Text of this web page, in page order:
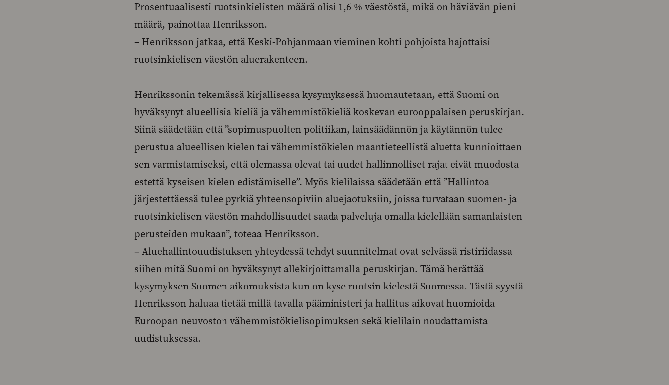
Prosentuaalisesti ruotsinkielisten määrä olisi 1,6 % väestöstä, mikä on häviävän pieni
määrä, painottaa Henriksson.
– Henriksson jatkaa, että Keski-Pohjanmaan vieminen kohti pohjoista hajottaisi
ruotsinkielisen väestön aluerakenteen.
Henrikssonin tekemässä kirjallisessa kysymyksessä huomautetaan, että Suomi on
hyväksynyt alueellisia kieliä ja vähemmistökieliä koskevan eurooppalaisen peruskirjan.
Siinä säädetään että ”sopimuspuolten politiikan, lainsäädännön ja käytännön tulee
perustua alueellisen kielen tai vähemmistökielen maantieteellistä aluetta kunnioittaen
sen varmistamiseksi, että olemassa olevat tai uudet hallinnolliset rajat eivät muodosta
estettä kyseisen kielen edistämiselle”. Myös kielilaissa säädetään että ”Hallintoa
järjestettäessä tulee pyrkiä yhteensopiviin aluejaotuksiin, joissa turvataan suomen- ja
ruotsinkielisen väestön mahdollisuudet saada palveluja omalla kielellään samanlaisten
perusteiden mukaan”, toteaa Henriksson.
– Aluehallintouudistuksen yhteydessä tehdyt suunnitelmat ovat selvässä ristiriidassa
siihen mitä Suomi on hyväksynyt allekirjoittamalla peruskirjan. Tämä herättää
kysymyksen Suomen aikomuksista kun on kyse ruotsin kielestä Suomessa. Tästä syystä
Henriksson haluaa tietää millä tavalla pääministeri ja hallitus aikovat huomioida
Euroopan neuvoston vähemmistökielisopimuksen sekä kielilain noudattamista
uudistuksessa.